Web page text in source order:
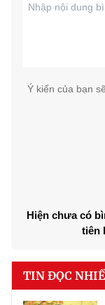
Ý kiến của bạn
Hiện chưa có
tiên
TIN ĐỌC